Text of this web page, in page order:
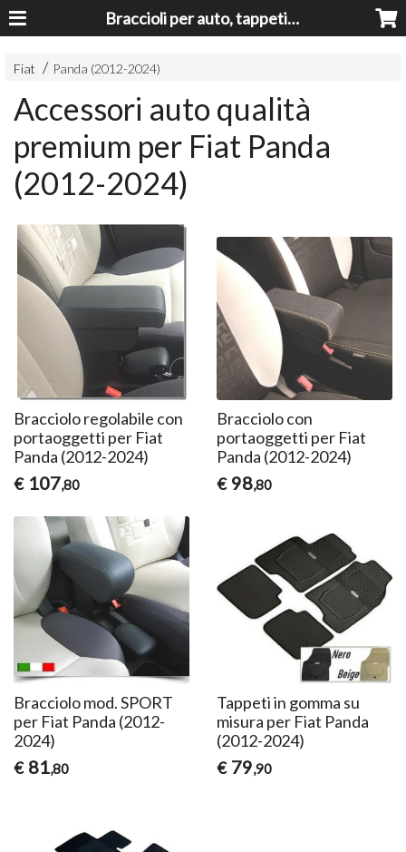
Braccioli per auto, tappeti auto, accessori auto MADE IN ITALY - Armrests, Mittelarmlehnen, Accoundoirs
Fiat Panda (2012-2024)
Accessori auto qualità
premium per Fiat Panda
(2012-2024)
Bracciolo regolabile con
portaoggetti per Fiat
Panda (2012-2024)
€ 107,80
Bracciolo con
portaoggetti per Fiat
Panda (2012-2024)
€ 98,80
Bracciolo mod. SPORT
per Fiat Panda (2012-
2024)
€ 81,80
Tappeti in gomma su
misura per Fiat Panda
(2012-2024)
€ 79,90